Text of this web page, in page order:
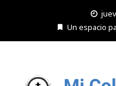
Un espacio